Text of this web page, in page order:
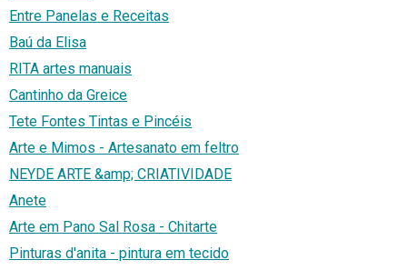
Entre Panelas e Receitas
Baú da Elisa
RITA artes manuais
Cantinho da Greice
Tete Fontes Tintas e Pincéis
Arte e Mimos - Artesanato em feltro
NEYDE ARTE &amp; CRIATIVIDADE
Anete
Arte em Pano Sal Rosa - Chitarte
Pinturas d'anita - pintura em tecido